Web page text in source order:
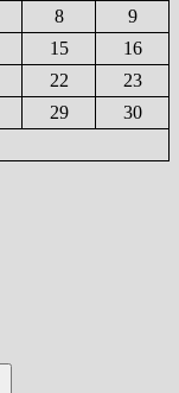
8
9
15
16
22
23
29
30